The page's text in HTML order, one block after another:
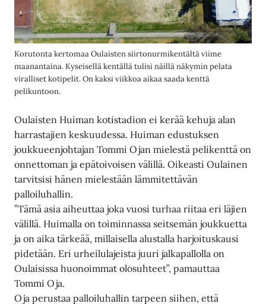
Korutonta kertomaa Oulaisten siirtonurmikentältä viime
maanantaina. Kyseisellä kentällä tulisi näillä näkymin pelata
viralliset kotipelit. On kaksi viikkoa aikaa saada kenttä
pelikuntoon.
Oulaisten Huiman kotistadion ei kerää kehuja alan
harrastajien keskuudessa. Huiman edustuksen
joukkueenjohtajan Tommi Ojan mielestä pelikenttä on
onnettoman ja epätoivoisen välillä. Oikeasti Oulainen
tarvitsisi hänen mielestään lämmitettävän
palloiluhallin.
”Tämä asia aiheuttaa joka vuosi turhaa riitaa eri läjien
välillä. Huimalla on toiminnassa seitsemän joukkuetta
ja on aika tärkeää, millaisella alustalla harjoituskausi
pidetään. Eri urheilulajeista juuri jalkapallolla on
Oulaisissa huonoimmat olosuhteet”, pamauttaa
Tommi Oja.
Oja perustaa palloiluhallin tarpeen siihen, että